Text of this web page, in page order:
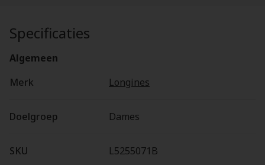
Specificaties
Algemeen
Merk
Longines
Doelgroep Dames
SKU L5255071B